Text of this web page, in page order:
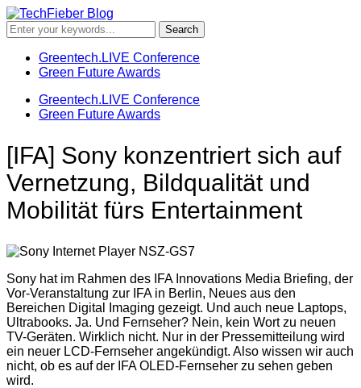
Greentech.LIVE Conference
Green Future Awards
Greentech.LIVE Conference
Green Future Awards
[IFA] Sony konzentriert sich auf
Vernetzung, Bildqualität und
Mobilität fürs Entertainment
Sony hat im Rahmen des IFA Innovations Media Briefing, der
Vor-Veranstaltung zur IFA in Berlin, Neues aus den
Bereichen Digital Imaging gezeigt. Und auch neue Laptops,
Ultrabooks. Ja. Und Fernseher? Nein, kein Wort zu neuen
TV-Geräten. Wirklich nicht. Nur in der Pressemitteilung wird
ein neuer LCD-Fernseher angekündigt. Also wissen wir auch
nicht, ob es auf der IFA OLED-Fernseher zu sehen geben
wird.